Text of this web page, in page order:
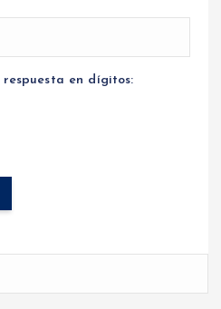
en dígitos: